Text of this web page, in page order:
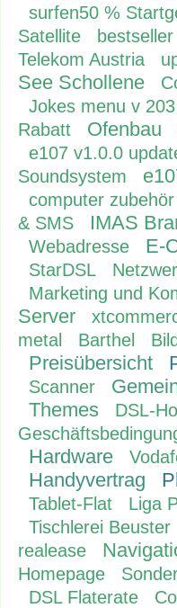
surfen50 %
Satellite bestseller
Telekom Austria
See Schollene
Jokes menu v 203
Rabatt
Ofenbau
e107 v1.0.0
Soundsystem
computer zubehör
& SMS
IMAS
Webadresse
E-
StarDSL
Marketing und
Server
metal
Barthel
Preisübersicht
Scanner
Themes DSL-
Hardware
Handyvertrag
Tablet-Flat Liga
Tischlerei Beuster
realease
Homepage
DSL Flaterate